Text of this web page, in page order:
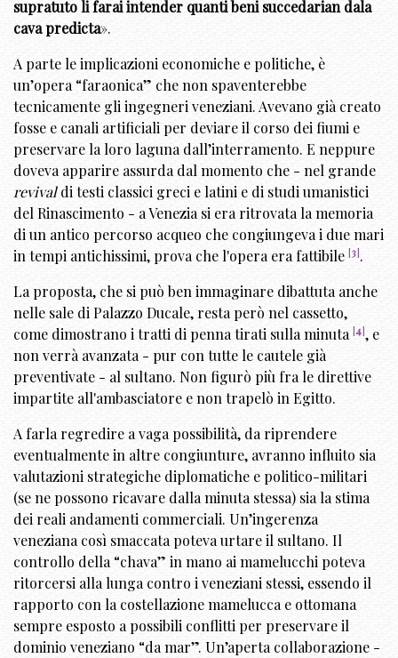
supratuto li farai intender quanti beni succedarian dala
cava predicta».
A parte le implicazioni economiche e politiche, è
un’opera “faraonica” che non spaventerebbe
tecnicamente gli ingegneri veneziani. Avevano già creato
fosse e canali artificiali per deviare il corso dei fiumi e
preservare la loro laguna dall’interramento. E neppure
doveva apparire assurda dal momento che - nel grande
revivaldi testi classici greci e latini e di studi umanistici
del Rinascimento - a Venezia si era ritrovata la memoria
di un antico percorso acqueo che congiungeva i due mari
in tempi antichissimi, prova che l'opera era fattibile [3].
La proposta, che si può ben immaginare dibattuta anche
nelle sale di Palazzo Ducale, resta però nel cassetto,
come dimostrano i tratti di penna tirati sullaminuta[4], e
non verrà avanzata - pur con tutte le cautele già
preventivate - al sultano. Non figurò più fra le direttive
impartite all'ambasciatore e non trapelò in Egitto.
A farla regredire a vaga possibilità, da riprendere
eventualmente in altre congiunture, avranno influito sia
valutazioni strategiche diplomatiche e politico-militari
(se ne possono ricavare dalla minuta stessa) sia la stima
dei reali andamenti commerciali. Un’ingerenza
veneziana così smaccata poteva urtare il sultano. Il
controllo della “chava” in mano ai mamelucchi poteva
ritorcersi alla lunga contro i veneziani stessi, essendo il
rapporto con la costellazione mamelucca e ottomana
sempre esposto a possibili conflitti per preservare il
dominio veneziano “da mar”. Un’aperta collaborazione -